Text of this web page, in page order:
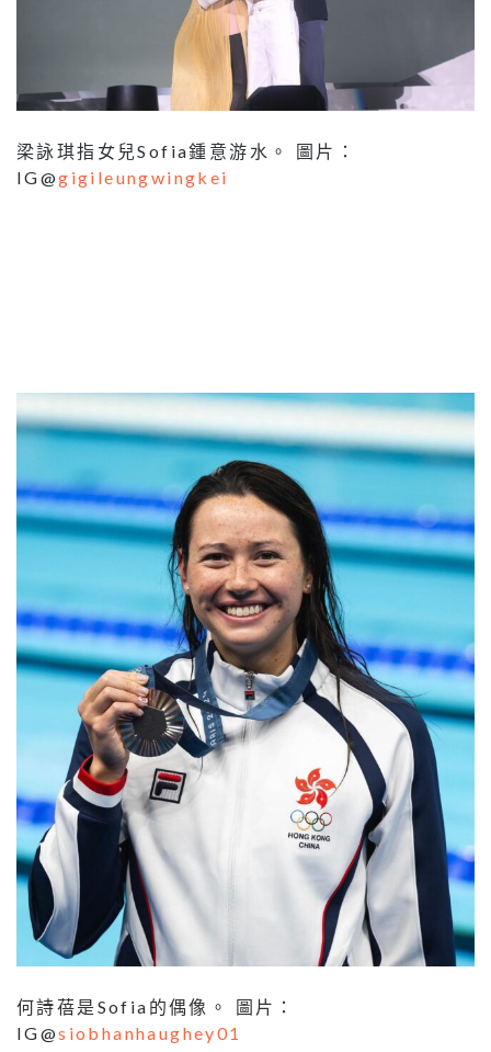
梁詠琪指女兒Sofia鍾意游水。 圖片：
IG@gigileungwingkei
何詩蓓是Sofia的偶像。 圖片：
IG@siobhanhaughey01